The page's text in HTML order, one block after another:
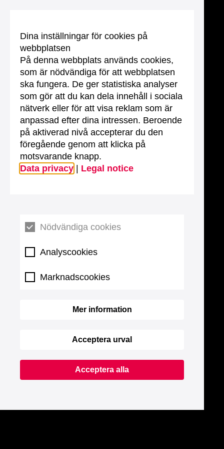
Dina inställningar för cookies på
webbplatsen
På denna webbplats används cookies,
som är nödvändiga för att webbplatsen
ska fungera. De ger statistiska analyser
som gör att du kan dela innehåll i sociala
nätverk eller för att visa reklam som är
anpassad efter dina intressen. Beroende
på aktiverad nivå accepterar du den
föregående genom att klicka på
motsvarande knapp.
Data privacy
Legal notice
Nödvändiga cookies
Analyscookies
Marknadscookies
Mer information
Acceptera urval
Acceptera alla